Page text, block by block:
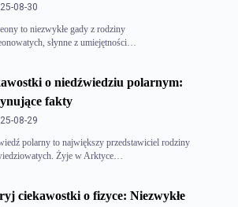
08-30
to niezwykłe gady z rodziny
słynne z umiejętności…
o niedźwiedziu polarnym:
fakty
08-29
polarny to największy przedstawiciel rodziny
Żyje w Arktyce…
ciekawostki o fizyce: Niezwykłe